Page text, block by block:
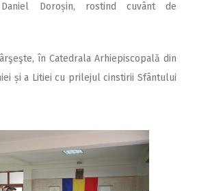
Doroșin, rostind cuvânt de
în Catedrala Arhiepiscopală din
și a Litiei cu prilejul cinstirii Sfântului